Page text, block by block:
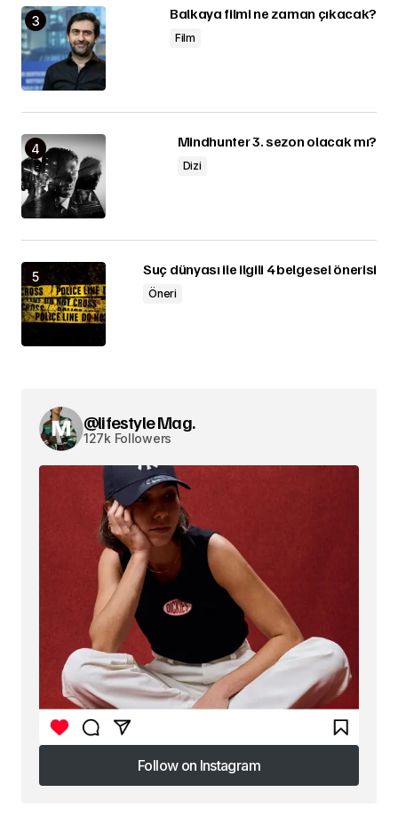
Balkaya filmi ne zaman çıkacak?
Film
Mindhunter 3. sezon olacak mı?
Dizi
Suç dünyası ile ilgili 4 belgesel önerisi
Öneri
@lifestyle Mag.
127k Followers
Follow on Instagram
Follow on Instagram